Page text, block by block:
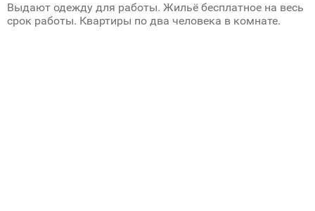
Выдают одежду для работы. Жильё бесплатное на весь
срок работы. Квартиры по два человека в комнате.